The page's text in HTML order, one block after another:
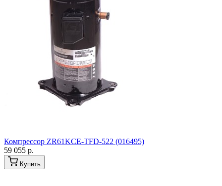
Компрессор ZR61KCE-TFD-522 (016495)
59 055 р.
Купить